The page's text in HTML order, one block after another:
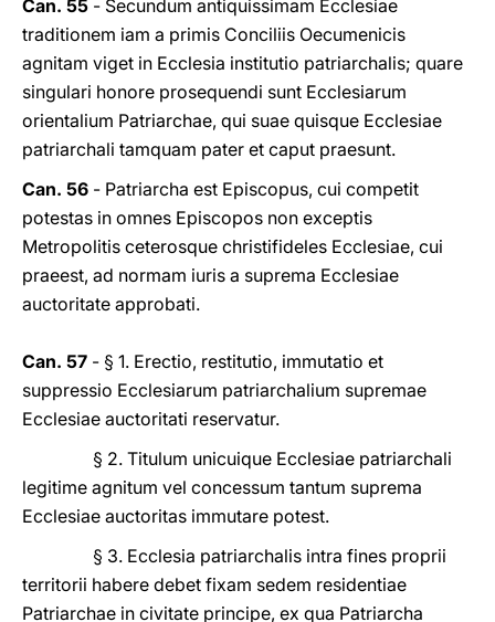
Can. 55 - Secundum antiquissimam Ecclesiae
traditionem iam a primis Conciliis Oecumenicis
agnitam viget in Ecclesia institutio patriarchalis; quare
singulari honore prosequendi sunt Ecclesiarum
orientalium Patriarchae, qui suae quisque Ecclesiae
patriarchali tamquam pater et caput praesunt.
Can. 56 - Patriarcha est Episcopus, cui competit
potestas in omnes Episcopos non exceptis
Metropolitis ceterosque christifideles Ecclesiae, cui
praeest, ad normam iuris a suprema Ecclesiae
auctoritate approbati.
Can. 57 - § 1. Erectio, restitutio, immutatio et
suppressio Ecclesiarum patriarchalium supremae
Ecclesiae auctoritati reservatur.
§ 2. Titulum unicuique Ecclesiae patriarchali
legitime agnitum vel concessum tantum suprema
Ecclesiae auctoritas immutare potest.
§ 3. Ecclesia patriarchalis intra fines proprii
territorii habere debet fixam sedem residentiae
Patriarchae in civitate principe, ex qua Patriarcha